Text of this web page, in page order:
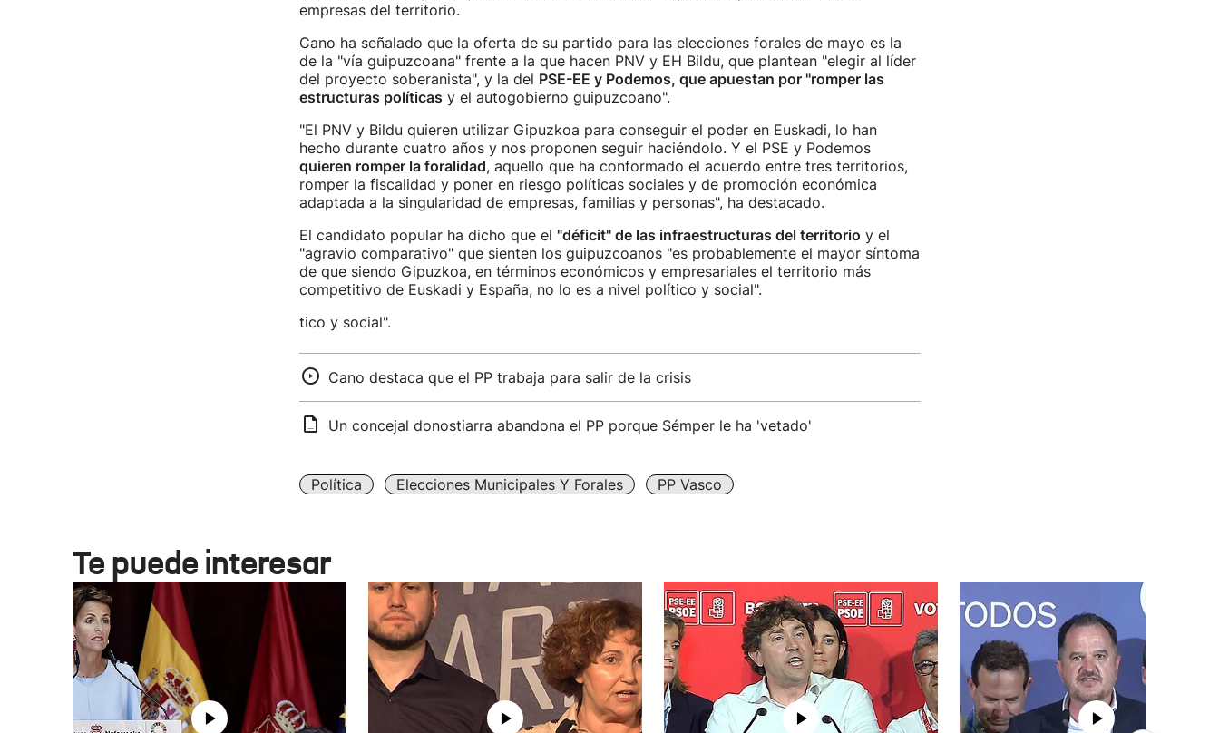
empresas del territorio.
Cano ha señalado que la oferta de su partido para las elecciones forales de mayo es la
de la "vía guipuzcoana" frente a la que hacen PNV y EH Bildu, que plantean "elegir al líder
del proyecto soberanista", y la del PSE-EE y Podemos, que apuestan por "romper las
estructuras políticas y el autogobierno guipuzcoano".
"El PNV y Bildu quieren utilizar Gipuzkoa para conseguir el poder en Euskadi, lo han
hecho durante cuatro años y nos proponen seguir haciéndolo. Y el PSE y Podemos
quieren romper la foralidad, aquello que ha conformado el acuerdo entre tres territorios,
romper la fiscalidad y poner en riesgo políticas sociales y de promoción económica
adaptada a la singularidad de empresas, familias y personas", ha destacado.
El candidato popular ha dicho que el "déficit" de las infraestructuras del territorio y el
"agravio comparativo" que sienten los guipuzcoanos "es probablemente el mayor síntoma
de que siendo Gipuzkoa, en términos económicos y empresariales el territorio más
competitivo de Euskadi y España, no lo es a nivel político y social".
tico y social".
Cano destaca que el PP trabaja para salir de la crisis
Un concejal donostiarra abandona el PP porque Sémper le ha 'vetado'
Política Elecciones Municipales Y Forales PP Vasco
Te puede interesar